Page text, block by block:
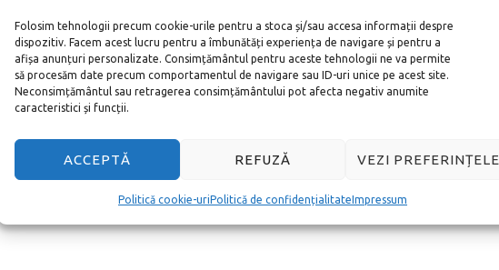
Folosim tehnologii precum cookie-urile pentru a stoca și/sau accesa informații despre
dispozitiv. Facem acest lucru pentru a îmbunătăți experiența de navigare și pentru a
afișa anunțuri personalizate. Consimțământul pentru aceste tehnologii ne va permite
să procesăm date precum comportamentul de navigare sau ID-uri unice pe acest site.
Neconsimțământul sau retragerea consimțământului pot afecta negativ anumite
caracteristici și funcții.
ACCEPTĂ REFUZĂ VEZI PREFERINȚELE
Politică cookie-uriPolitică de confidențialitateImpressum